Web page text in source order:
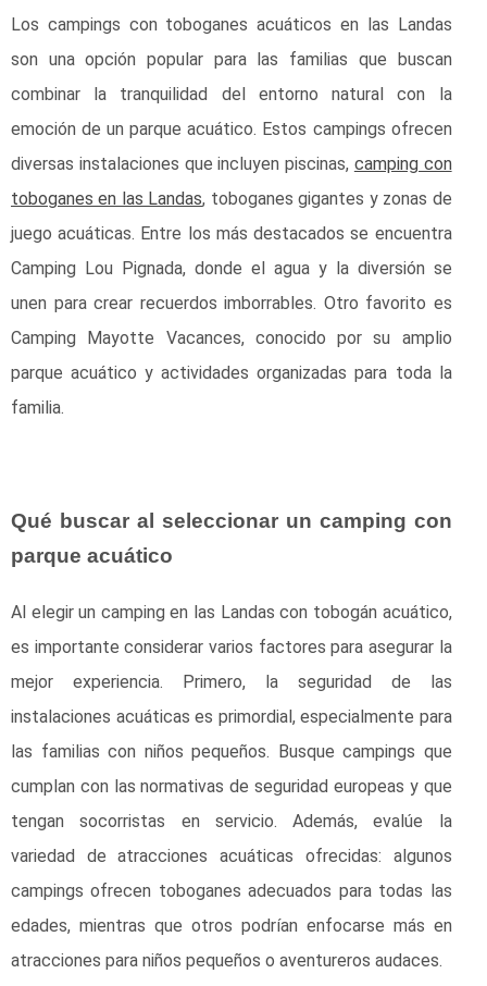
Los campings con toboganes acuáticos en las Landas
son una opción popular para las familias que buscan
combinar la tranquilidad del entorno natural con la
emoción de un parque acuático. Estos campings ofrecen
diversas instalaciones que incluyen piscinas, camping con
toboganes en las Landas, toboganes gigantes y zonas de
juego acuáticas. Entre los más destacados se encuentra
Camping Lou Pignada, donde el agua y la diversión se
unen para crear recuerdos imborrables. Otro favorito es
Camping Mayotte Vacances, conocido por su amplio
parque acuático y actividades organizadas para toda la
familia.
Qué buscar al seleccionar un camping con
parque acuático
Al elegir un camping en las Landas con tobogán acuático,
es importante considerar varios factores para asegurar la
mejor experiencia. Primero, la seguridad de las
instalaciones acuáticas es primordial, especialmente para
las familias con niños pequeños. Busque campings que
cumplan con las normativas de seguridad europeas y que
tengan socorristas en servicio. Además, evalúe la
variedad de atracciones acuáticas ofrecidas: algunos
campings ofrecen toboganes adecuados para todas las
edades, mientras que otros podrían enfocarse más en
atracciones para niños pequeños o aventureros audaces.